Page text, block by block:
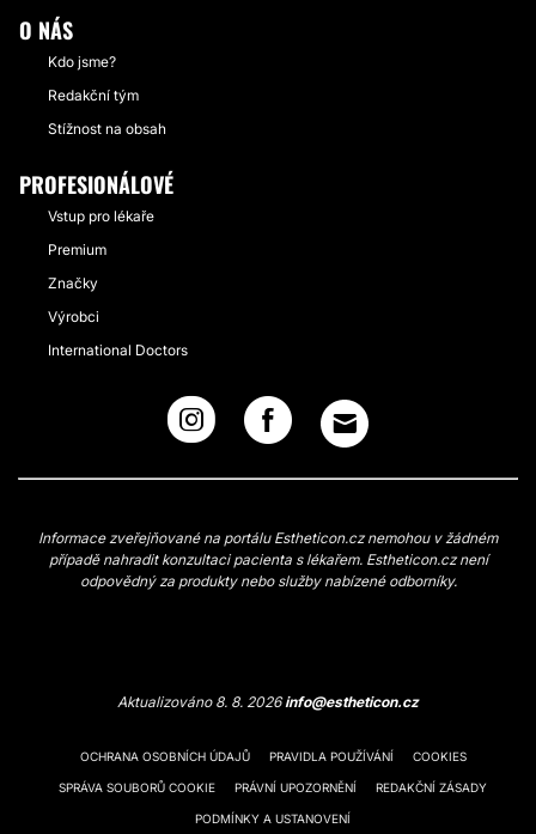
O NÁS
Kdo jsme?
Redakční tým
Stížnost na obsah
PROFESIONÁLOVÉ
Vstup pro lékaře
Premium
Značky
Výrobci
International Doctors
Informace zveřejňované na portálu Estheticon.cz nemohou v žádném
případě nahradit konzultaci pacienta s lékařem. Estheticon.cz není
odpovědný za produkty nebo služby nabízené odborníky.
Aktualizováno 8. 8. 2026info@estheticon.cz
OCHRANA OSOBNÍCH ÚDAJŮ PRAVIDLA POUŽÍVÁNÍ COOKIES
SPRÁVA SOUBORŮ COOKIE PRÁVNÍ UPOZORNĚNÍ REDAKČNÍ ZÁSADY
PODMÍNKY A USTANOVENÍ